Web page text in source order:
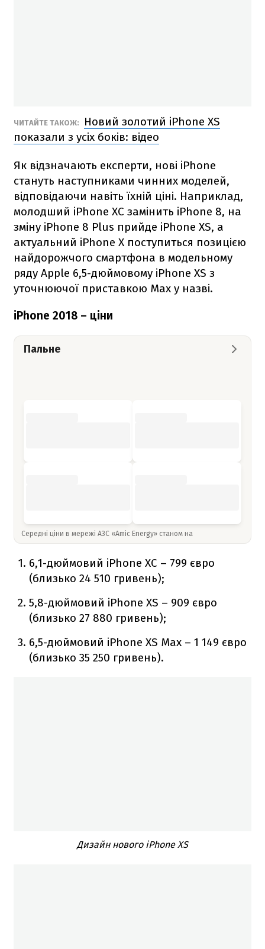
ЧИТАЙТЕ ТАКОЖ:
Новий золотий iPhone XS
показали з усіх боків: відео
Як відзначають експерти, нові iPhone
стануть наступниками чинних моделей,
відповідаючи навіть їхній ціні. Наприклад,
молодший iPhone XC замінить iPhone 8, на
зміну iPhone 8 Plus прийде iPhone XS, а
актуальний iPhone X поступиться позицією
найдорожчого смартфона в модельному
ряду Apple 6,5-дюймовому iPhone XS з
уточнюючої приставкою Max у назві.
iPhone 2018 – ціни
Пальне
Середні ціни в мережі АЗС «Amic Energy» станом на
6,1-дюймовий iPhone XC – 799 євро
(близько 24 510 гривень);
5,8-дюймовий iPhone XS – 909 євро
(близько 27 880 гривень);
6,5-дюймовий iPhone XS Max – 1 149 євро
(близько 35 250 гривень).
Дизайн нового iPhone XS